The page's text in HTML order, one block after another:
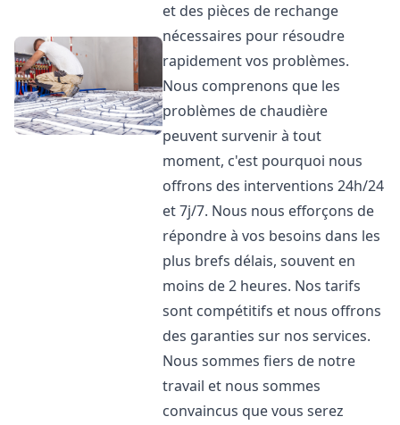
et des pièces de rechange
nécessaires pour résoudre
rapidement vos problèmes.
Nous comprenons que les
problèmes de chaudière
peuvent survenir à tout
moment, c'est pourquoi nous
offrons des interventions 24h/24
et 7j/7. Nous nous efforçons de
répondre à vos besoins dans les
plus brefs délais, souvent en
moins de 2 heures. Nos tarifs
sont compétitifs et nous offrons
des garanties sur nos services.
Nous sommes fiers de notre
travail et nous sommes
convaincus que vous serez